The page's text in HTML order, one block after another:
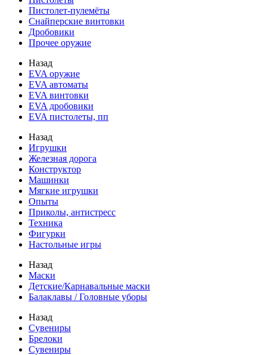
Пистолет-пулемёты
Снайперские винтовки
Дробовики
Прочее оружие
Назад
EVA оружие
EVA автоматы
EVA винтовки
EVA дробовики
EVA пистолеты, пп
Назад
Игрушки
Железная дорога
Конструктор
Машинки
Мягкие игрушки
Опыты
Приколы, антистресс
Техника
Фигурки
Настольные игры
Назад
Маски
Детские/Карнавальные маски
Балаклавы / Головные уборы
Назад
Сувениры
Брелоки
Сувениры